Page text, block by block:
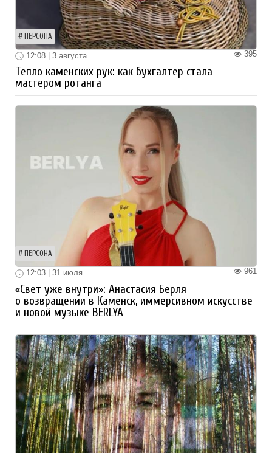
ПЕРСОНА
395
12:08 | 3 августа
Тепло каменских рук: как бухгалтер стала
мастером ротанга
ПЕРСОНА
961
12:03 | 31 июля
«Свет уже внутри»: Анастасия Берля
о возвращении в Каменск, иммерсивном искусстве
и новой музыке BERLYA